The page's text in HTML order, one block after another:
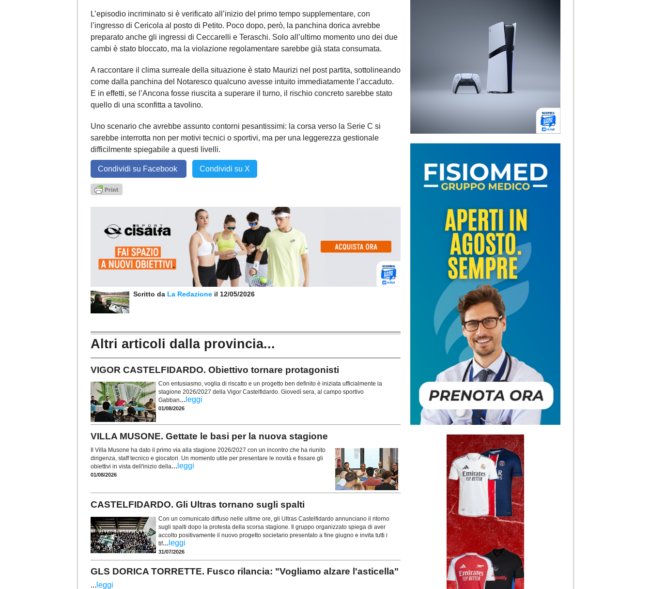
L’episodio incriminato si è verificato all’inizio del primo tempo supplementare, con
l’ingresso di Cericola al posto di Petito. Poco dopo, però, la panchina dorica avrebbe
preparato anche gli ingressi di Ceccarelli e Teraschi. Solo all’ultimo momento uno dei due
cambi è stato bloccato, ma la violazione regolamentare sarebbe già stata consumata.
A raccontare il clima surreale della situazione è stato Maurizi nel post partita, sottolineando
come dalla panchina del Notaresco qualcuno avesse intuito immediatamente l’accaduto.
E in effetti, se l’Ancona fosse riuscita a superare il turno, il rischio concreto sarebbe stato
quello di una sconfitta a tavolino.
Uno scenario che avrebbe assunto contorni pesantissimi: la corsa verso la Serie C si
sarebbe interrotta non per motivi tecnici o sportivi, ma per una leggerezza gestionale
difficilmente spiegabile a questi livelli.
Condividi su Facebook Condividi su X
Scritto da La Redazione il 12/05/2026
Altri articoli dalla provincia...
VIGOR CASTELFIDARDO. Obiettivo tornare protagonisti
Con entusiasmo, voglia di riscatto e un progetto ben definito è iniziata ufficialmente la
stagione 2026/2027 della Vigor Castelfidardo. Giovedì sera, al campo sportivo
Gabban... leggi
01/08/2026
VILLA MUSONE. Gettate le basi per la nuova stagione
Il Villa Musone ha dato il primo via alla stagione 2026/2027 con un incontro che ha riunito
dirigenza, staff tecnico e giocatori. Un momento utile per presentare le novità e fissare gli
obiettivi in vista dell'inizio della... leggi
01/08/2026
CASTELFIDARDO. Gli Ultras tornano sugli spalti
Con un comunicato diffuso nelle ultime ore, gli Ultras Castelfidardo annunciano il ritorno
sugli spalti dopo la protesta della scorsa stagione. Il gruppo organizzato spiega di aver
accolto positivamente il nuovo progetto societario presentato a fine giugno e invita tutti i
tif... leggi
31/07/2026
GLS DORICA TORRETTE. Fusco rilancia: "Vogliamo alzare l'asticella"
... leggi